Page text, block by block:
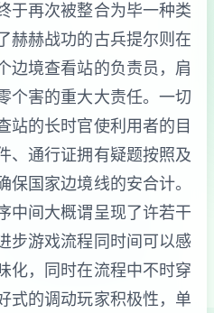
于再次被整合为毕一种类
赫赫战功的古兵提尔则在
边境查看站的负责员，肩
个害的重大大责任。一切
站的长时官使利用者的目
、通行证拥有疑题按照及
国家边境线的安合计。
中间大概谓呈现了许若干
步游戏流程同时间可以感
化，同时在流程中不时穿
式的调动玩家积极性，单